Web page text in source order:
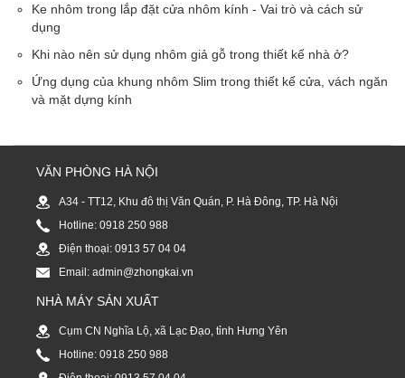
Ke nhôm trong lắp đặt cửa nhôm kính - Vai trò và cách sử
dụng
Khi nào nên sử dụng nhôm giả gỗ trong thiết kế nhà ở?
Ứng dụng của khung nhôm Slim trong thiết kế cửa, vách ngăn
và mặt dựng kính
VĂN PHÒNG HÀ NỘI
A34 - TT12, Khu đô thị Văn Quán, P. Hà Đông, TP. Hà Nội
Hotline: 0918 250 988
Điện thoại: 0913 57 04 04
Email: admin@zhongkai.vn
NHÀ MÁY SẢN XUẤT
Cụm CN Nghĩa Lộ, xã Lạc Đạo, tỉnh Hưng Yên
Hotline: 0918 250 988